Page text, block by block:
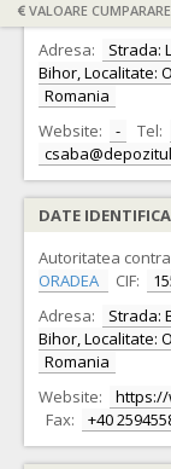
VALOARE
Ofertant: S.C.
Adresa:
Strada:
Bihor, Localitate:
Romania
Website:
- Tel:
DATE
Autoritatea
ORADEA
CIF:
Adresa:
Strada:
Bihor, Localitate:
Romania
Website:
https://
Fax:
+40